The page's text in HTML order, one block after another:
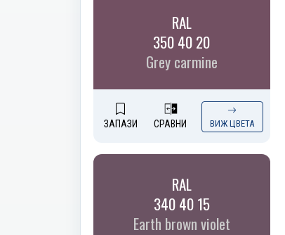
RAL
350 40 20
Grey carmine
ЗАПАЗИ СРАВНИ ВИЖ ЦВЕТА
RAL
340 40 15
Earth brown violet